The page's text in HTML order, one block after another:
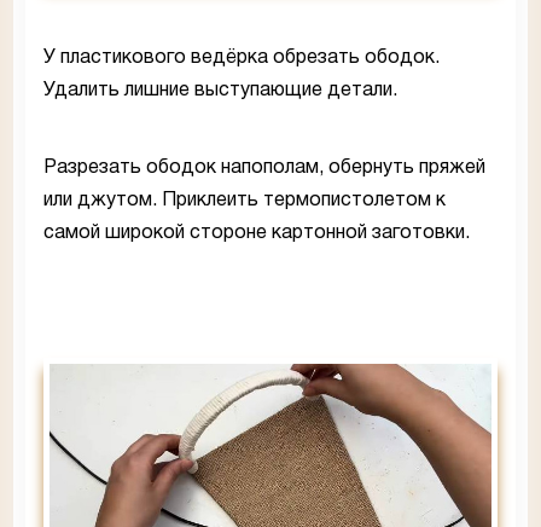
У пластикового ведёрка обрезать ободок.
Удалить лишние выступающие детали.
Разрезать ободок напополам, обернуть пряжей
или джутом. Приклеить термопистолетом к
самой широкой стороне картонной заготовки.